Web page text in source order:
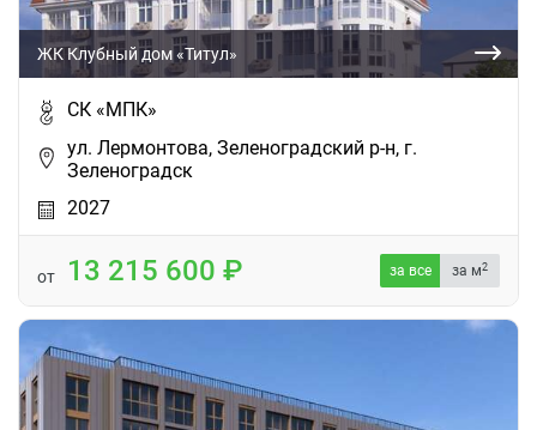
ЖК Клубный дом «Титул»
СК «МПК»
ул. Лермонтова, Зеленоградский р-н, г.
Зеленоградск
2027
от 13 215 600 за все за м2